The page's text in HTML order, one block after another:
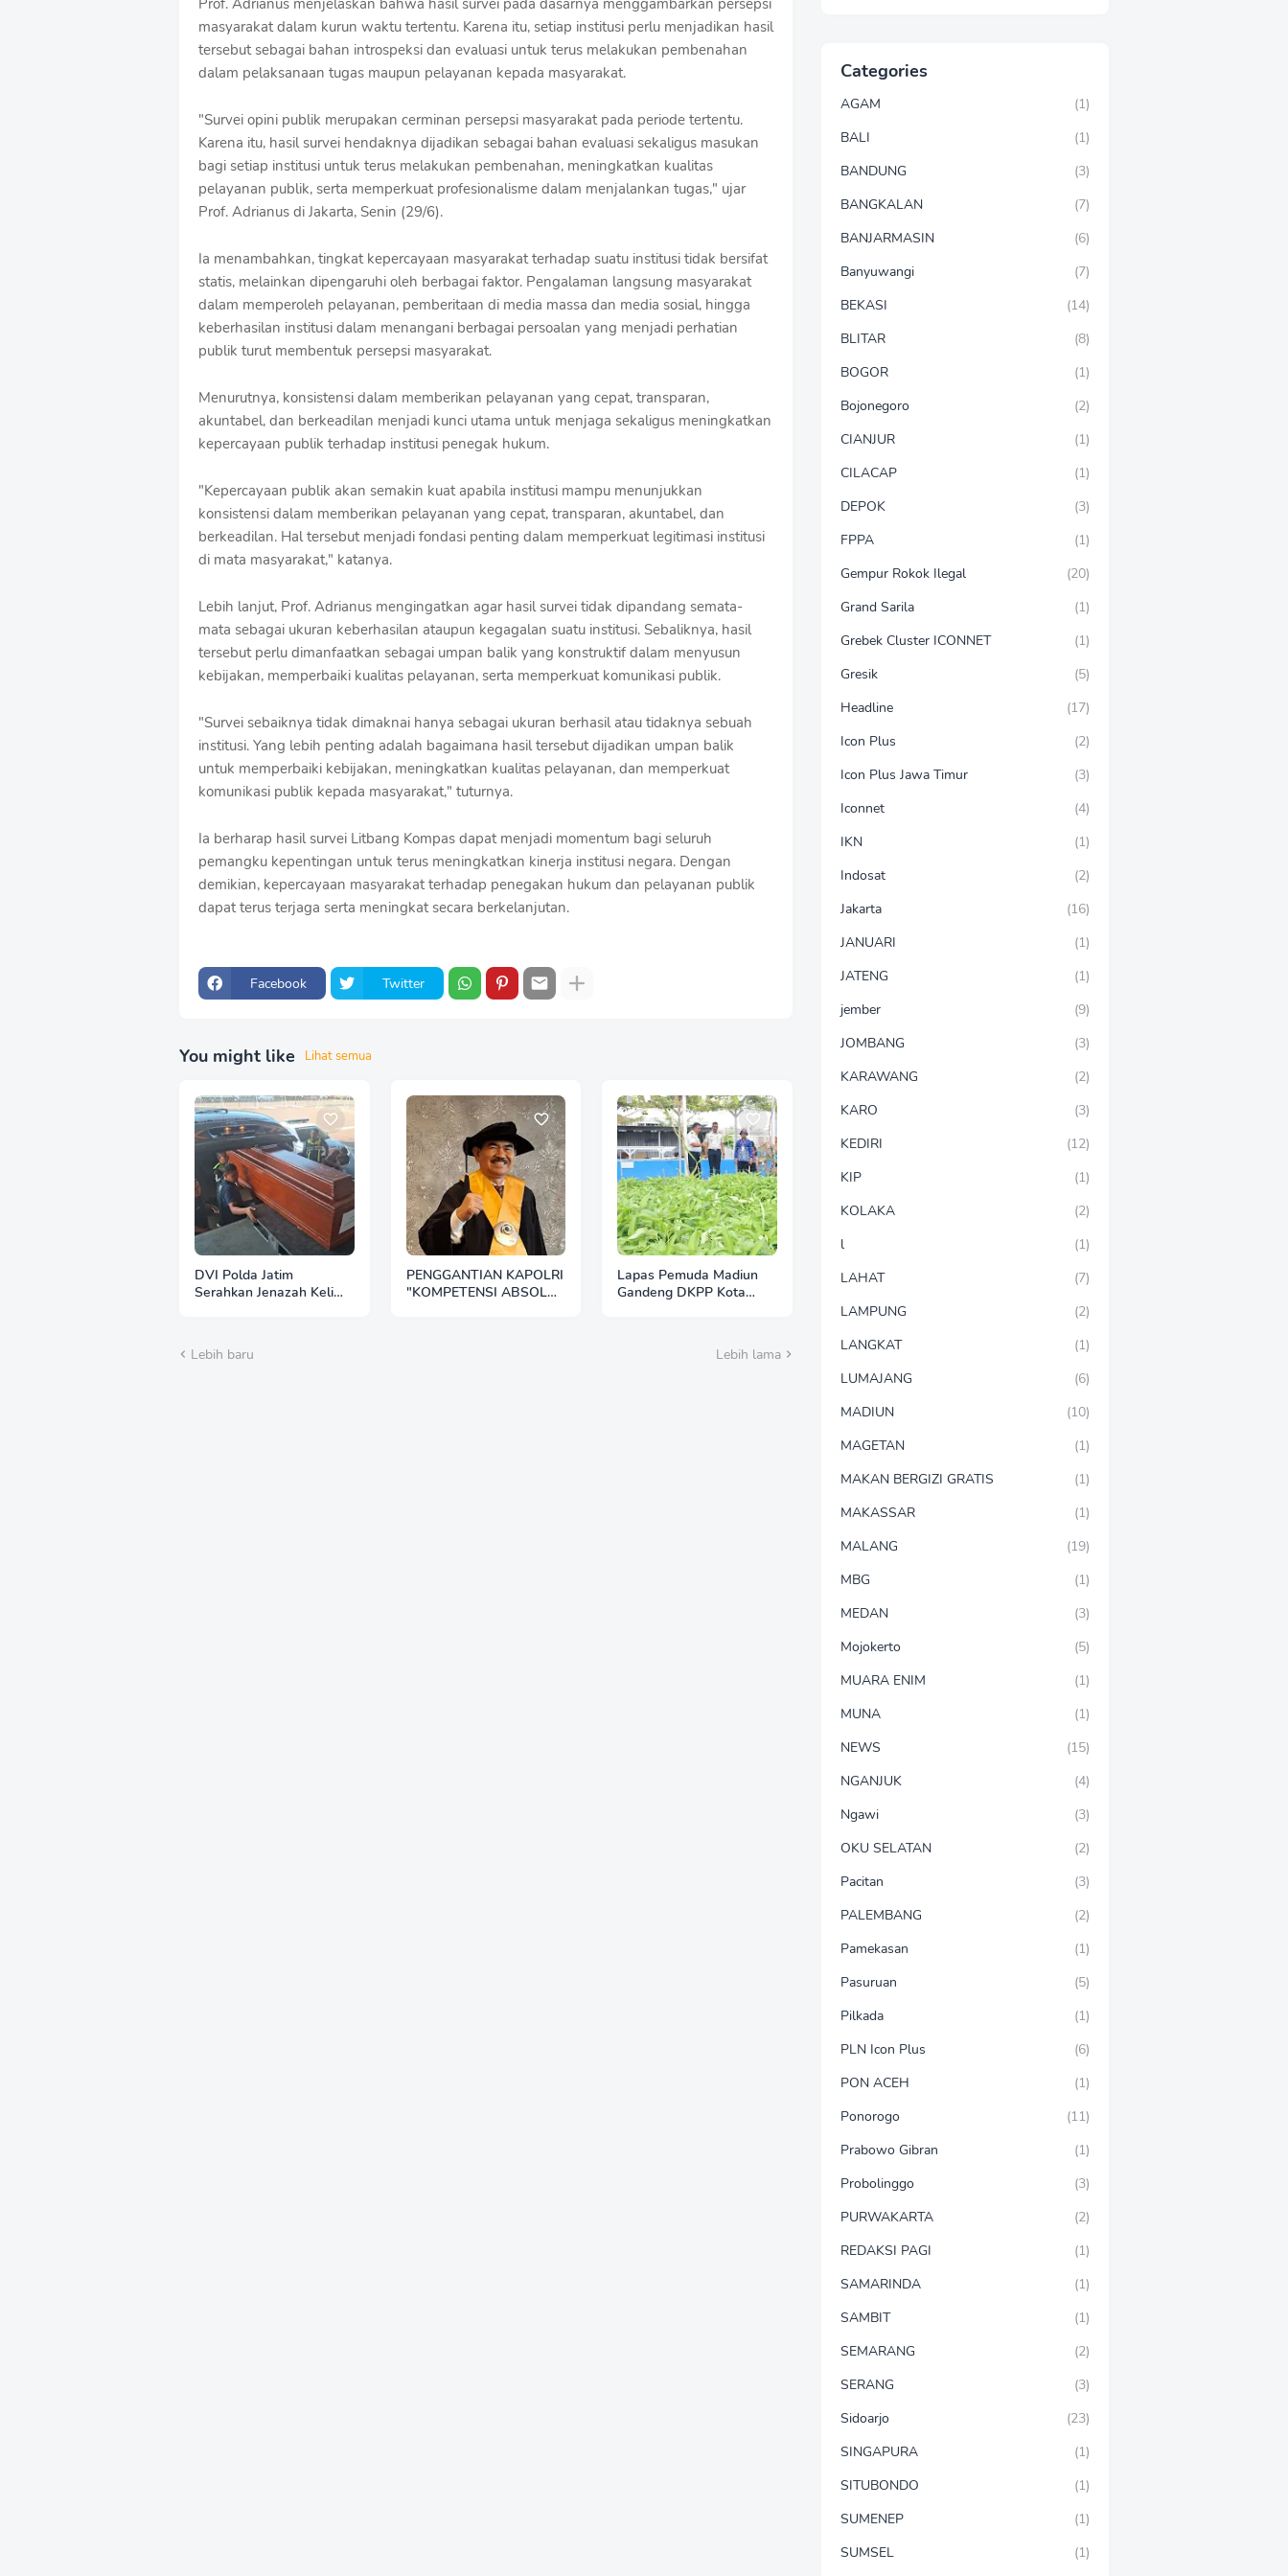
Prof. Adrianus menjelaskan bahwa hasil survei pada dasarnya menggambarkan persepsi
masyarakat dalam kurun waktu tertentu. Karena itu, setiap institusi perlu menjadikan hasil
tersebut sebagai bahan introspeksi dan evaluasi untuk terus melakukan pembenahan
dalam pelaksanaan tugas maupun pelayanan kepada masyarakat.
"Survei opini publik merupakan cerminan persepsi masyarakat pada periode tertentu.
Karena itu, hasil survei hendaknya dijadikan sebagai bahan evaluasi sekaligus masukan
bagi setiap institusi untuk terus melakukan pembenahan, meningkatkan kualitas
pelayanan publik, serta memperkuat profesionalisme dalam menjalankan tugas," ujar
Prof. Adrianus di Jakarta, Senin (29/6).
Ia menambahkan, tingkat kepercayaan masyarakat terhadap suatu institusi tidak bersifat
statis, melainkan dipengaruhi oleh berbagai faktor. Pengalaman langsung masyarakat
dalam memperoleh pelayanan, pemberitaan di media massa dan media sosial, hingga
keberhasilan institusi dalam menangani berbagai persoalan yang menjadi perhatian
publik turut membentuk persepsi masyarakat.
Menurutnya, konsistensi dalam memberikan pelayanan yang cepat, transparan,
akuntabel, dan berkeadilan menjadi kunci utama untuk menjaga sekaligus meningkatkan
kepercayaan publik terhadap institusi penegak hukum.
"Kepercayaan publik akan semakin kuat apabila institusi mampu menunjukkan
konsistensi dalam memberikan pelayanan yang cepat, transparan, akuntabel, dan
berkeadilan. Hal tersebut menjadi fondasi penting dalam memperkuat legitimasi institusi
di mata masyarakat," katanya.
Lebih lanjut, Prof. Adrianus mengingatkan agar hasil survei tidak dipandang semata-
mata sebagai ukuran keberhasilan ataupun kegagalan suatu institusi. Sebaliknya, hasil
tersebut perlu dimanfaatkan sebagai umpan balik yang konstruktif dalam menyusun
kebijakan, memperbaiki kualitas pelayanan, serta memperkuat komunikasi publik.
"Survei sebaiknya tidak dimaknai hanya sebagai ukuran berhasil atau tidaknya sebuah
institusi. Yang lebih penting adalah bagaimana hasil tersebut dijadikan umpan balik
untuk memperbaiki kebijakan, meningkatkan kualitas pelayanan, dan memperkuat
komunikasi publik kepada masyarakat," tuturnya.
Ia berharap hasil survei Litbang Kompas dapat menjadi momentum bagi seluruh
pemangku kepentingan untuk terus meningkatkan kinerja institusi negara. Dengan
demikian, kepercayaan masyarakat terhadap penegakan hukum dan pelayanan publik
dapat terus terjaga serta meningkat secara berkelanjutan.
Facebook Twitter
S
h
r
o
f
T
e
m
p
l
a
s
You might like Lihat semua
DVI Polda Jatim
Serahkan Jenazah Kelima
PENGGANTIAN KAPOLRI
"KOMPETENSI ABSOLUT
Lapas Pemuda Madiun
Gandeng DKPP Kota
Lebih baru Lebih lama
Categories
AGAM
(1)
BALI
(1)
BANDUNG
(3)
BANGKALAN
(7)
BANJARMASIN
(6)
Banyuwangi
(7)
BEKASI
(14)
BLITAR
(8)
BOGOR
(1)
Bojonegoro
(2)
CIANJUR
(1)
CILACAP
(1)
DEPOK
(3)
FPPA
(1)
Gempur Rokok Ilegal
(20)
Grand Sarila
(1)
Grebek Cluster ICONNET
(1)
Gresik
(5)
Headline
(17)
Icon Plus
(2)
Icon Plus Jawa Timur
(3)
Iconnet
(4)
IKN
(1)
Indosat
(2)
Jakarta
(16)
JANUARI
(1)
JATENG
(1)
jember
(9)
JOMBANG
(3)
KARAWANG
(2)
KARO
(3)
KEDIRI
(12)
KIP
(1)
KOLAKA
(2)
l
(1)
LAHAT
(7)
LAMPUNG
(2)
LANGKAT
(1)
LUMAJANG
(6)
MADIUN
(10)
MAGETAN
(1)
MAKAN BERGIZI GRATIS
(1)
MAKASSAR
(1)
MALANG
(19)
MBG
(1)
MEDAN
(3)
Mojokerto
(5)
MUARA ENIM
(1)
MUNA
(1)
NEWS
(15)
NGANJUK
(4)
Ngawi
(3)
OKU SELATAN
(2)
Pacitan
(3)
PALEMBANG
(2)
Pamekasan
(1)
Pasuruan
(5)
Pilkada
(1)
PLN Icon Plus
(6)
PON ACEH
(1)
Ponorogo
(11)
Prabowo Gibran
(1)
Probolinggo
(3)
PURWAKARTA
(2)
REDAKSI PAGI
(1)
SAMARINDA
(1)
SAMBIT
(1)
SEMARANG
(2)
SERANG
(3)
Sidoarjo
(23)
SINGAPURA
(1)
SITUBONDO
(1)
SUMENEP
(1)
SUMSEL
(1)